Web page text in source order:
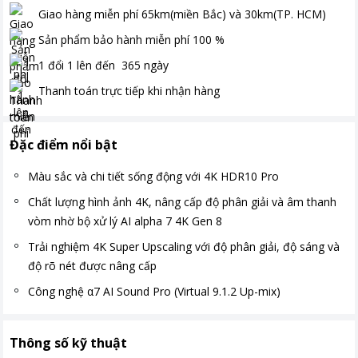
Giao hàng miễn phí 65km(miền Bắc) và 30km(TP. HCM)
Sản phẩm bảo hành miễn phí 100 %
1 đổi 1 lên đến 365 ngày
Thanh toán trực tiếp khi nhận hàng
Đặc điểm nổi bật
Màu sắc và chi tiết sống động với 4K HDR10 Pro
Chất lượng hình ảnh 4K, nâng cấp độ phân giải và âm thanh
vòm nhờ bộ xử lý AI alpha 7 4K Gen 8
Trải nghiệm 4K Super Upscaling với độ phân giải, độ sáng và
độ rõ nét được nâng cấp
Công nghệ α7 AI Sound Pro (Virtual 9.1.2 Up-mix)
Thông số kỹ thuật